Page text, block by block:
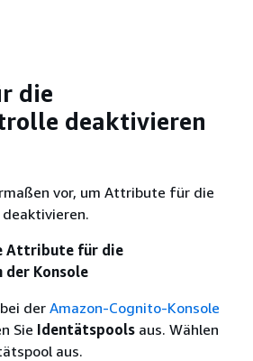
die
deaktivieren
vor, um Attribute für die
Attribute für die
Konsole
der Amazon-Cognito-Konsole
Sie Identätspoolsaus. Wählen
aus.